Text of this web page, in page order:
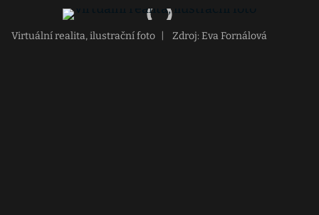
Virtuální realita, ilustrační foto Zdroj: Eva Fornálová